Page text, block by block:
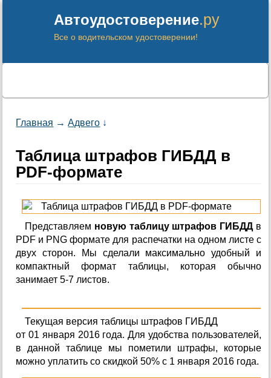
Автоудостоверение.ру
Все о водительском удостоверении!
Главная →Адвего ↓
Таблица штрафов ГИБДД в
PDF-формате
Представляем новую таблицу штрафов ГИБДД в
PDF и PNG формате для распечатки на одном листе с
двух сторон. Мы сделали максимально удобный и
компактный формат таблицы, которая обычно
занимает 5-7 листов.
Текущая версия таблицы штрафов ГИБДД
от 01 января 2016 года. Для удобства пользователей,
в данной таблице мы пометили штрафы, которые
можно уплатить со скидкой 50% с 1 января 2016 года.